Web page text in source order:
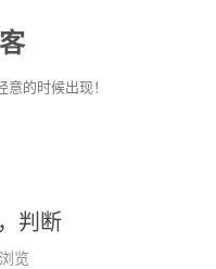
的时候出现！
判断
览